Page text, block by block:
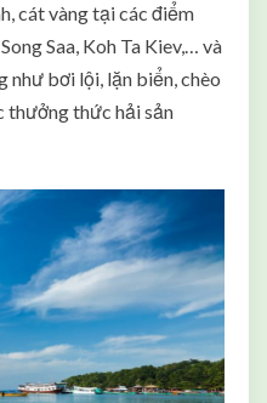
cát vàng tại các điểm
Saa, Koh Ta Kiev,… và
như bơi lội, lặn biển, chèo
thưởng thức hải sản